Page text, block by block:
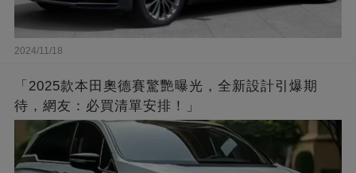
2024/11/18
「2025款本田奧德賽驚艷曝光，全新設計引爆期
待，網友：必買清單安排！」